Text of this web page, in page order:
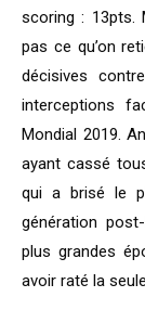
scoring : 13pts.
pas ce qu’on
décisives
interceptions
Mondial 2019.
ayant cassé
qui a brisé le
génération
plus grandes
avoir raté la